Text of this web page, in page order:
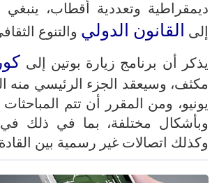
ديمقراطية وتعددية أقطاب،
إلى
القانون الدولي والتنوع
يذكر أن برنامج زيارة بوتين إلى
يونيو، ومن المقرر أن تتم
وبأشكال مختلفة، بما في ذلك
وكذلك اتصالات غير رسمية بين